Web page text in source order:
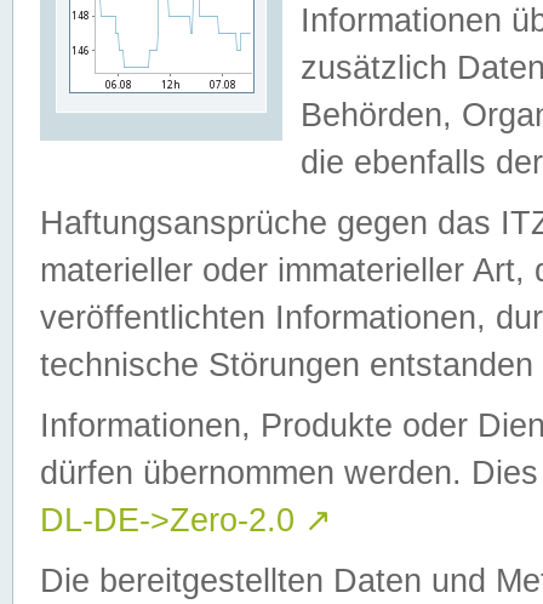
Informationen
zusätzlich
Behörden,
die ebenfalls
Haftungsansprüche gegen das
materieller oder immaterieller
veröffentlichten Informationen,
technische Störungen
Informationen, Produkte oder
dürfen übernommen werden.
DL-DE->Zero-2.0 ↗
Die bereitgestellten Daten und